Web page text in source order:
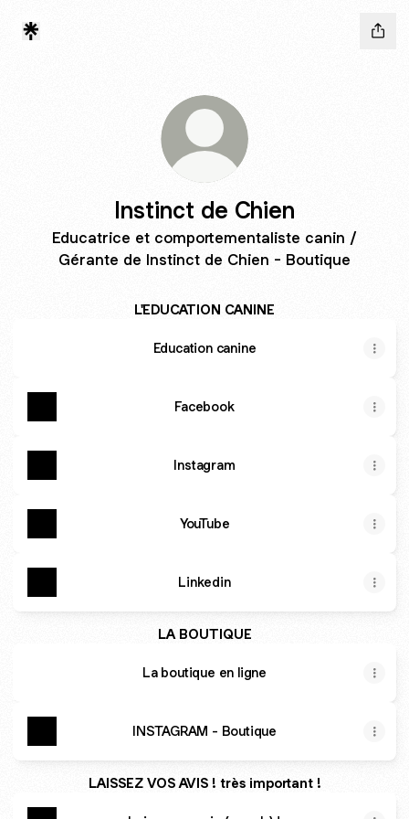
Instinct de Chien
Educatrice et comportementaliste canin /
Gérante de Instinct de Chien - Boutique
L'EDUCATION CANINE
Education canine
Facebook
Instagram
YouTube
Linkedin
LA BOUTIQUE
La boutique en ligne
INSTAGRAM - Boutique
LAISSEZ VOS AVIS ! très important !